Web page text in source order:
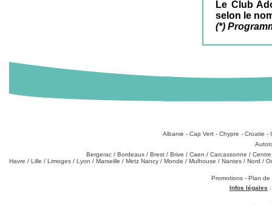
Le Club
selon le
(*)
Albanie - Cap Vert- Chypre - Croatie -
Bergerac / Bordeaux / Brest / Brive / Caen / Carcassonne / Centre
Havre / Lille / Limoges / Lyon / Marseille / Metz Nancy / Monde / Mulhouse / Nantes / Nord /
Promotions - Plan
Infos légales